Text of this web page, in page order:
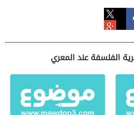
الفلسفة عند المعري